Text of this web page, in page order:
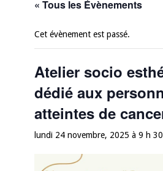
« Tous les Évènements
Cet évènement est passé.
Atelier socio
dédié aux
atteintes de
lundi 24 novembre, 2025 à 9 h